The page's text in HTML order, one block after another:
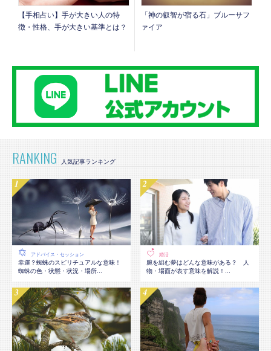
【手相占い】手が大きい人の特
徴・性格、手が大きい基準とは？
「神の叡智が宿る石」ブルーサフ
ァイア
RANKING
アドバイス・セッション
幸運？蜘蛛のスピリチュアルな意味！
蜘蛛の色・状態・状況・場所...
婚活
腕を組む夢はどんな意味がある？ 人
物・場面が表す意味を解説！...